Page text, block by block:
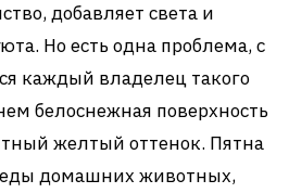
добавляет света и
Но есть одна проблема, с
каждый владелец такого
белоснежная поверхность
желтый оттенок. Пятна
домашних животных,